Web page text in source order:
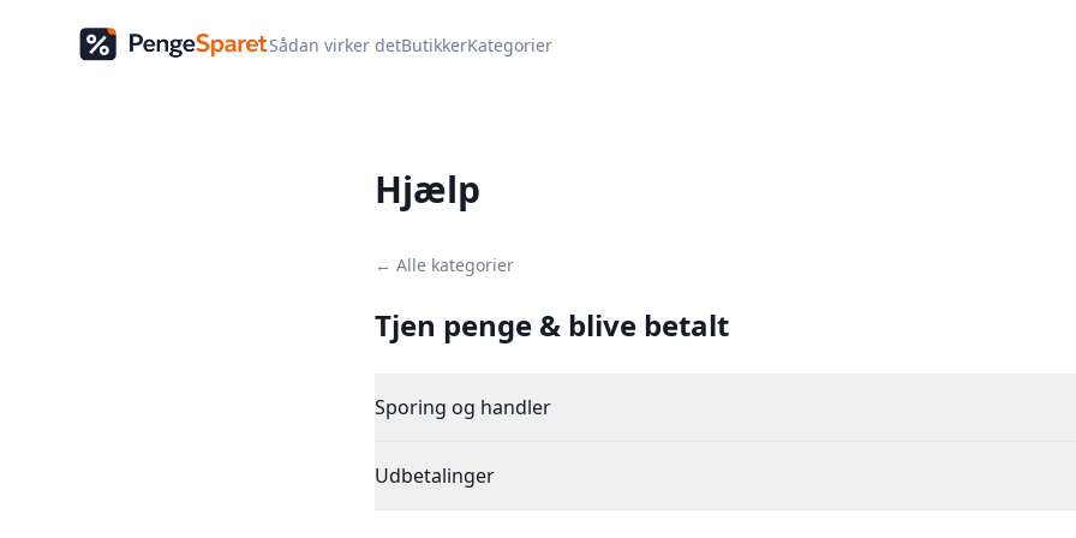
Sådan virker detButikkerKategorier
Hjælp
← Alle kategorier
Tjen penge & blive betalt
Sporing og handler
Udbetalinger